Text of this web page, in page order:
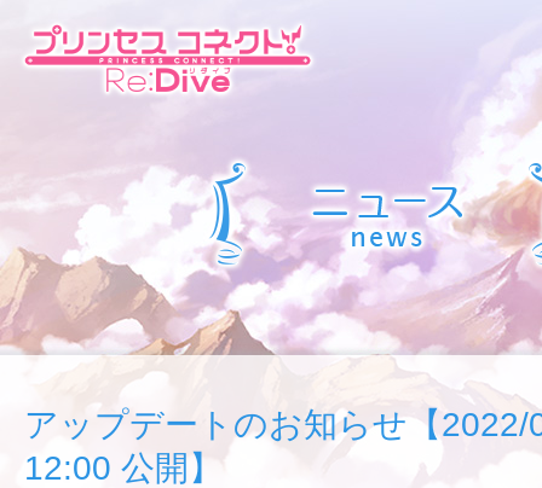
アップデートのお知らせ【2022/
12:00 公開】